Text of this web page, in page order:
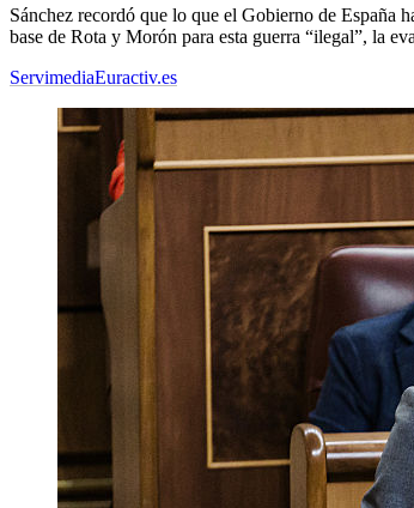
Sánchez recordó que lo que el Gobierno de España
base de Rota y Morón para esta guerra “ilegal”, la
ServimediaEuractiv.es